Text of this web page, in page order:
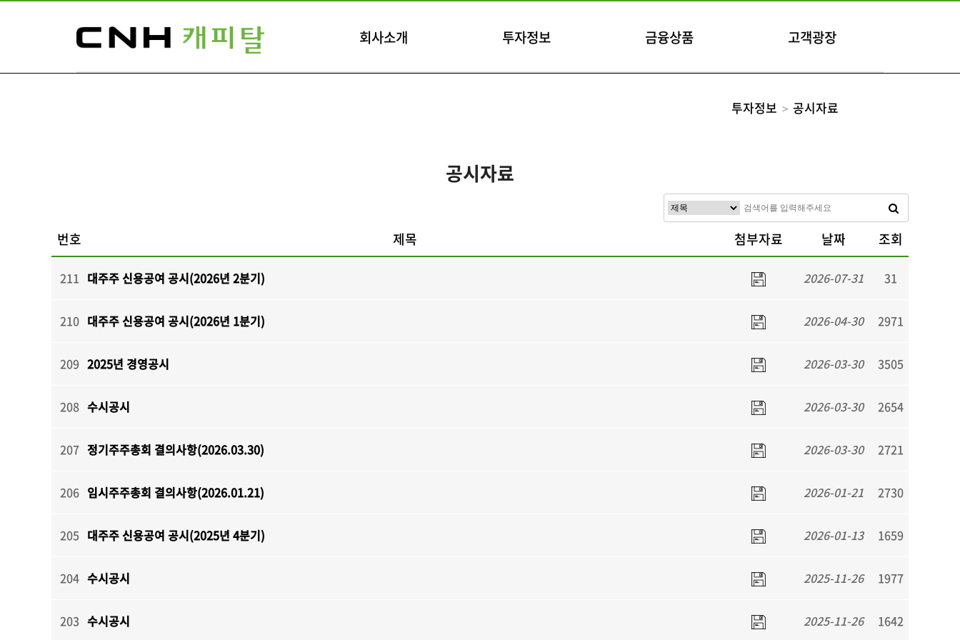
회사소개 투자정보 금융상품 고객광장
투자정보 공시자료
공시자료
번호 제목 첨부자료 날짜 조회
211 대주주 신용공여 공시(2026년 2분기) 2026-07-31 31
210 대주주 신용공여 공시(2026년 1분기) 2026-04-30 2971
209 2025년 경영공시 2026-03-30 3505
208 수시공시 2026-03-30 2654
207 정기주주총회 결의사항(2026.03.30) 2026-03-30 2721
206 임시주주총회 결의사항(2026.01.21) 2026-01-21 2730
205 대주주 신용공여 공시(2025년 4분기) 2026-01-13 1659
204 수시공시 2025-11-26 1977
203 수시공시 2025-11-26 1642